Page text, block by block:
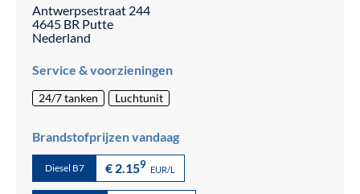
Antwerpsestraat 244
4645 BR Putte
Nederland
Service & voorzieningen
24/7 tanken Luchtunit
Brandstofprijzen vandaag
Diesel B7 € 2.159 EUR/L